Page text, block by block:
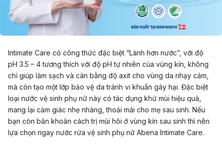
Intimate Care có công thức đặc biệt “Lành hơn nước”, với độ
pH 3.5 – 4 tương thích với độ pH tự nhiên của vùng kín, không
chỉ giúp làm sạch và cân bằng độ axit cho vùng da nhạy cảm,
mà còn tạo một lớp bảo vệ da tránh vi khuẩn gây hại. Đặc biệt
loại nước vệ sinh phụ nữ này có tác dụng khử mùi hiệu quả,
mang lại cảm giác nhẹ nhàng, thoải mái cho mẹ sau sinh. Nếu
bạn còn băn khoăn cách trị mùi hôi ở vùng kín sau sinh thì nên
lựa chọn ngay nước rửa vệ sinh phụ nữ Abena Intimate Care.